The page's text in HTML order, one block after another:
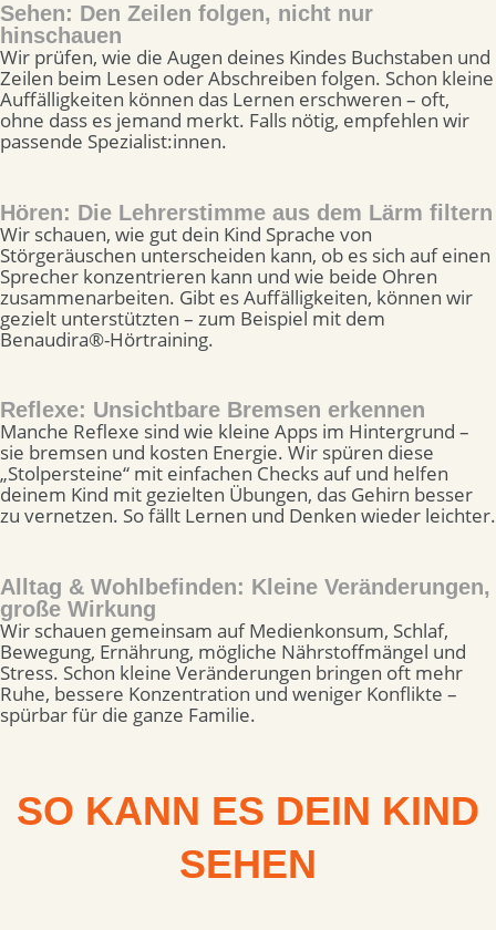
Sehen: Den Zeilen folgen, nicht nur
hinschauen
Wir prüfen, wie die Augen deines Kindes Buchstaben und
Zeilen beim Lesen oder Abschreiben folgen. Schon kleine
Auffälligkeiten können das Lernen erschweren – oft,
ohne dass es jemand merkt. Falls nötig, empfehlen wir
passende Spezialist:innen.
Hören: Die Lehrerstimme aus dem Lärm filtern
Wir schauen, wie gut dein Kind Sprache von
Störgeräuschen unterscheiden kann, ob es sich auf einen
Sprecher konzentrieren kann und wie beide Ohren
zusammenarbeiten. Gibt es Auffälligkeiten, können wir
gezielt unterstützten – zum Beispiel mit dem
Benaudira®-Hörtraining.
Reflexe: Unsichtbare Bremsen erkennen
Manche Reflexe sind wie kleine Apps im Hintergrund –
sie bremsen und kosten Energie. Wir spüren diese
„Stolpersteine“ mit einfachen Checks auf und helfen
deinem Kind mit gezielten Übungen, das Gehirn besser
zu vernetzen. So fällt Lernen und Denken wieder leichter.
Alltag & Wohlbefinden: Kleine Veränderungen,
große Wirkung
Wir schauen gemeinsam auf Medienkonsum, Schlaf,
Bewegung, Ernährung, mögliche Nährstoffmängel und
Stress. Schon kleine Veränderungen bringen oft mehr
Ruhe, bessere Konzentration und weniger Konflikte –
spürbar für die ganze Familie.
SO KANN ES DEIN KIND
SEHEN